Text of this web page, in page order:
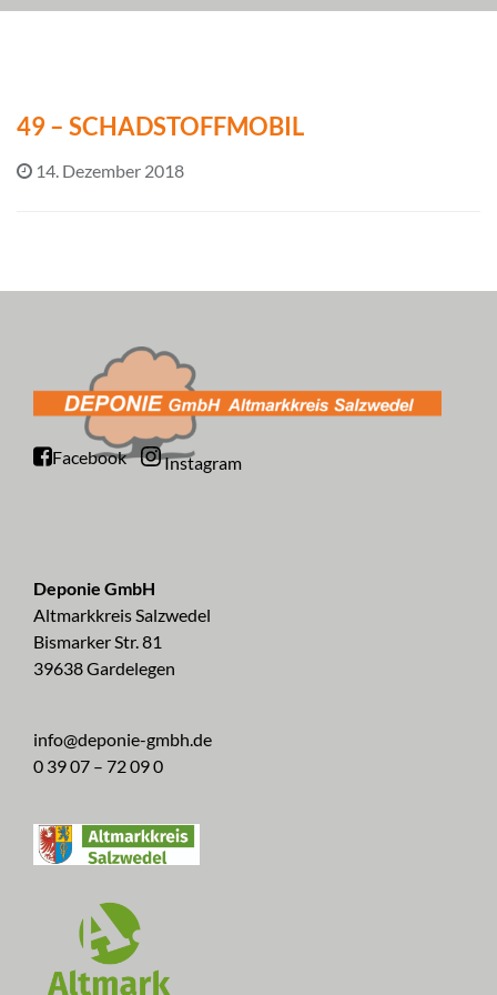
49 – SCHADSTOFFMOBIL
14. Dezember 2018
Facebook Instagram
Deponie GmbH
Altmarkkreis Salzwedel
Bismarker Str. 81
39638 Gardelegen
info@deponie-gmbh.de
0 39 07 – 72 09 0